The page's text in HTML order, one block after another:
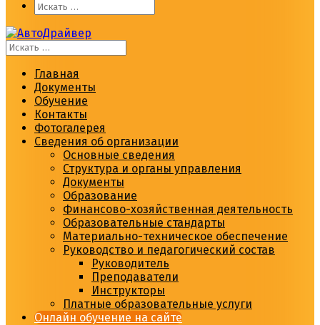
Главная
Документы
Обучение
Контакты
Фотогалерея
Сведения об организации
Основные сведения
Структура и органы управления
Документы
Образование
Финансово-хозяйственная деятельность
Образовательные стандарты
Материально-техническое обеспечение
Руководство и педагогический состав
Руководитель
Преподаватели
Инструкторы
Платные образовательные услуги
Онлайн обучение на сайте